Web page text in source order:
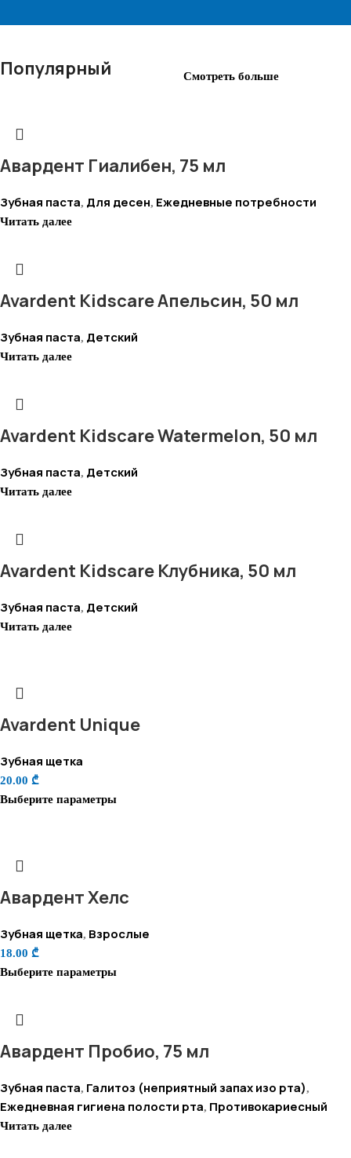
Популярный Смотреть больше
Авардент Гиалибен, 75 мл
Зубная паста, Для десен, Ежедневные потребности
Читать далее
Avardent Kidscare Апельсин, 50 мл
Зубная паста, Детский
Читать далее
Avardent Kidscare Watermelon, 50 мл
Зубная паста, Детский
Читать далее
Avardent Kidscare Клубника, 50 мл
Зубная паста, Детский
Читать далее
Avardent Unique
Зубная щетка
20.00 ₾
Выберите параметры
Авардент Хелс
Зубная щетка, Взрослые
18.00 ₾
Выберите параметры
Авардент Пробио, 75 мл
Зубная паста, Галитоз (неприятный запах изо рта),
Ежедневная гигиена полости рта, Противокариесный
Читать далее